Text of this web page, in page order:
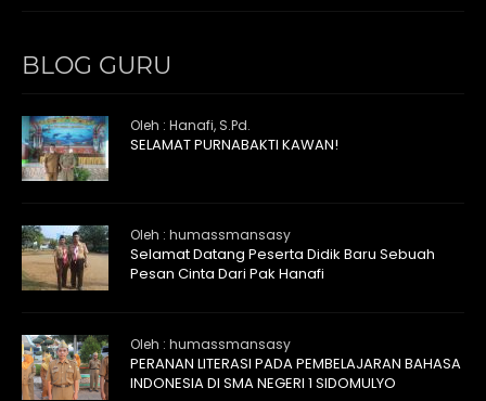
BLOG GURU
Oleh : Hanafi, S.Pd.
SELAMAT PURNABAKTI KAWAN!
Oleh : humassmansasy
Selamat Datang Peserta Didik Baru Sebuah
Pesan Cinta Dari Pak Hanafi
Oleh : humassmansasy
PERANAN LITERASI PADA PEMBELAJARAN BAHASA
INDONESIA DI SMA NEGERI 1 SIDOMULYO